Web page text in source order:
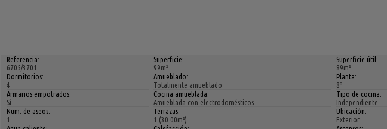
Referencia:
6705/3701
Superficie:
99m²
Superficie útil:
89m²
Dormitorios:
4
Amueblado:
Totalmente amueblado
Planta:
8º
Armarios empotrados:
Sí
Cocina amueblada:
Amueblada con electrodomésticos
Tipo de cocina:
Independiente
Num. de aseos:
1
Terrazas:
1 (30.00m²)
Ubicación:
Exterior